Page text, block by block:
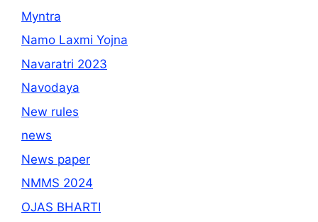
Myntra
Namo Laxmi Yojna
Navaratri 2023
Navodaya
New rules
news
News paper
NMMS 2024
OJAS BHARTI